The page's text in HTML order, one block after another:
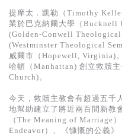
提摩太．凱勒（Timothy
業於巴克納爾大學（Bucknell
(Golden-Conwell
(Westminster Theological
威爾市（Hopewell, Virginia)
哈頓（Manhattan) 創立救贖
Church)。
今天，救贖主教會有超過五千
地幫助建立了將近兩百間新教
（The Meaning of Marriage
Endeavor）、《慷慨的公義》